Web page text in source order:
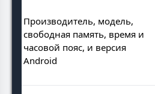
Производитель, модель,
свободная память, время и
часовой пояс, и версия
Android